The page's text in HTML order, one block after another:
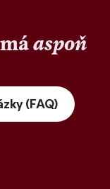
aspoň
(FAQ)